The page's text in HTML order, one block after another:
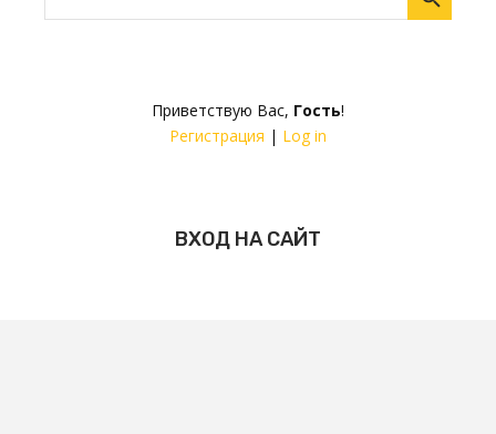
Приветствую Вас, Гость!
Регистрация | Log in
ВХОД НА САЙТ